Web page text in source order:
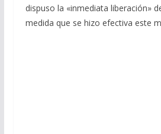
dispuso la «inmediata liberación»
medida que se hizo efectiva este